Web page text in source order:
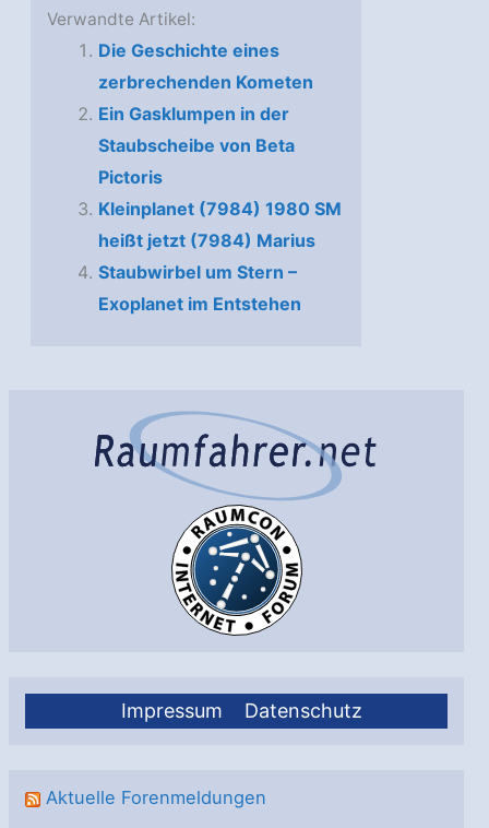
Impressum Datenschutz
Aktuelle Forenmeldungen
Verwandte Artikel:
Die Geschichte eines
zerbrechenden Kometen
Ein Gasklumpen in der
Staubscheibe von Beta
Pictoris
Kleinplanet (7984) 1980 SM
heißt jetzt (7984) Marius
Staubwirbel um Stern –
Exoplanet im Entstehen